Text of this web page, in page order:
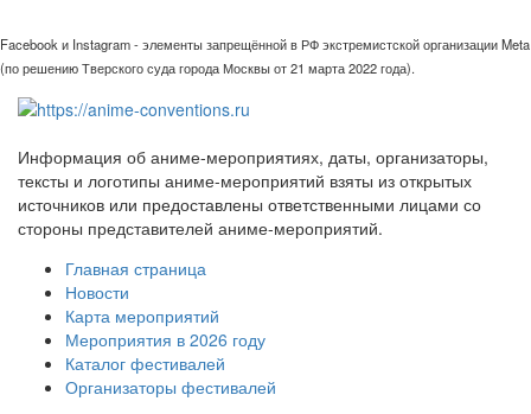
Facebook и Instagram - элементы запрещённой в РФ экстремистской организации Meta
(по решению Тверского суда города Москвы от 21 марта 2022 года).
Информация об аниме-мероприятиях, даты, организаторы,
тексты и логотипы аниме-мероприятий взяты из открытых
источников или предоставлены ответственными лицами со
стороны представителей аниме-мероприятий.
Главная страница
Новости
Карта мероприятий
Мероприятия в 2026 году
Каталог фестивалей
Организаторы фестивалей